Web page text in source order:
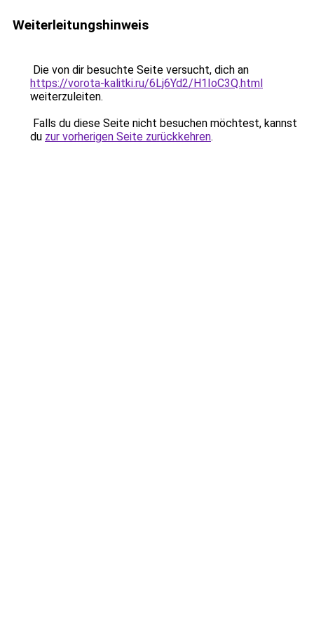
Weiterleitungshinweis
Die von dir besuchte Seite versucht, dich an
https://vorota-kalitki.ru/6Lj6Yd2/H1IoC3Q.html
weiterzuleiten.
Falls du diese Seite nicht besuchen möchtest, kannst
du zur vorherigen Seite zurückkehren.